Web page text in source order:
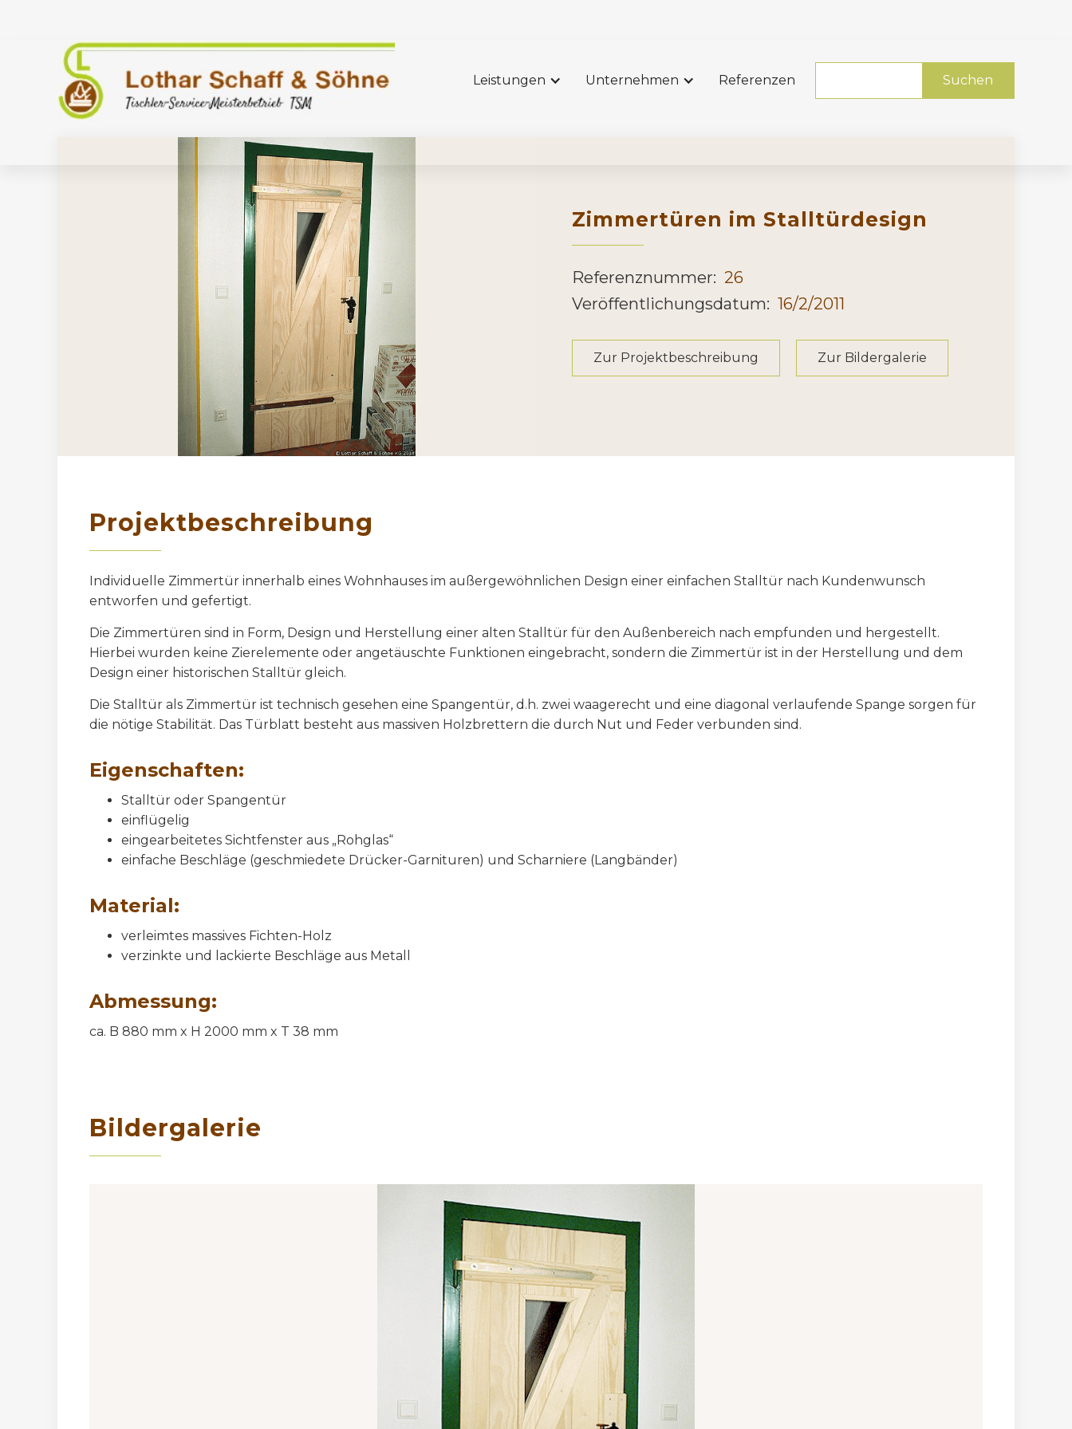
Leistungen Unternehmen Referenzen
Zimmertüren im Stalltürdesign
Referenznummer: 26
Veröffentlichungsdatum: 16/2/2011
Zur Projektbeschreibung Zur Bildergalerie
Projektbeschreibung
Individuelle Zimmertür innerhalb eines Wohnhauses im außergewöhnlichen Design einer einfachen Stalltür nach Kundenwunsch
entworfen und gefertigt.
Die Zimmertüren sind in Form, Design und Herstellung einer alten Stalltür für den Außenbereich nach empfunden und hergestellt.
Hierbei wurden keine Zierelemente oder angetäuschte Funktionen eingebracht, sondern die Zimmertür ist in der Herstellung und dem
Design einer historischen Stalltür gleich.
Die Stalltür als Zimmertür ist technisch gesehen eine Spangentür, d.h. zwei waagerecht und eine diagonal verlaufende Spange sorgen für
die nötige Stabilität. Das Türblatt besteht aus massiven Holzbrettern die durch Nut und Feder verbunden sind.
Eigenschaften:
Stalltür oder Spangentür
einflügelig
eingearbeitetes Sichtfenster aus „Rohglas“
einfache Beschläge (geschmiedete Drücker-Garnituren) und Scharniere (Langbänder)
Material:
verleimtes massives Fichten-Holz
verzinkte und lackierte Beschläge aus Metall
Abmessung:
ca. B 880 mm x H 2000 mm x T 38 mm
Bildergalerie